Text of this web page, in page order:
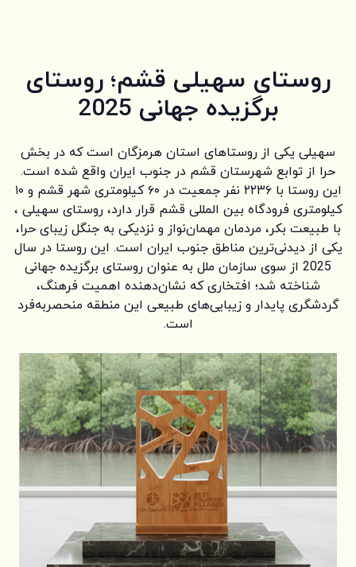
روستای سهیلی قشم؛ روستای
برگزیده جهانی 2025
سهیلی یکی از روستاهای استان هرمزگان است که در بخش
حرا از توابع شهرستان قشم در جنوب ایران واقع شده است.
این روستا با ۲۲۳۶ نفر جمعیت در ۶۰ کیلومتری شهر قشم و ۱۰
کیلومتری فرودگاه بین المللی قشم قرار دارد، روستای سهیلی ،
با طبیعت بکر، مردمان مهمان‌نواز و نزدیکی به جنگل زیبای حرا،
یکی از دیدنی‌ترین مناطق جنوب ایران است. این روستا در سال
2025 از سوی سازمان ملل به عنوان روستای برگزیده جهانی
شناخته شد؛ افتخاری که نشان‌دهنده اهمیت فرهنگ،
گردشگری پایدار و زیبایی‌های طبیعی این منطقه منحصربه‌فرد
است.